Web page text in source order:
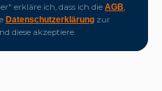
erkläre ich, dass ich die AGB,
Datenschutzerklärung zur
diese akzeptiere.